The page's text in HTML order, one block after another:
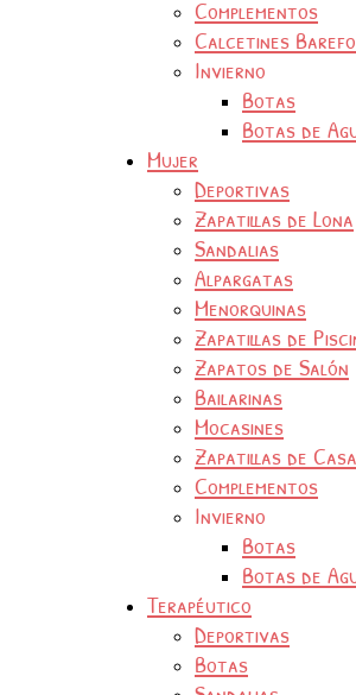
Complementos
Calcetines
Invierno
Botas
Botas de
Mujer
Deportivas
Zapatillas de Lona
Sandalias
Alpargatas
Menorquinas
Zapatillas de
Zapatos de Salón
Bailarinas
Mocasines
Zapatillas de Casa
Complementos
Invierno
Botas
Botas de
Terapéutico
Deportivas
Botas